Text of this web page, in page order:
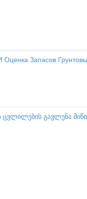
Запасов
გავლენა